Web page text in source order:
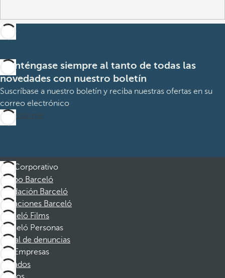
Manténgase siempre al tanto de todas las
novedades con nuestro boletín
Suscríbase a nuestro boletín y reciba nuestras ofertas en su
correo electrónico
Suscribirme
Corporativo
Grupo Barceló
Fundación Barceló
Vacaciones Barceló
Barceló Films
Barceló Personas
Canal de denuncias
Empresas
Afiliados